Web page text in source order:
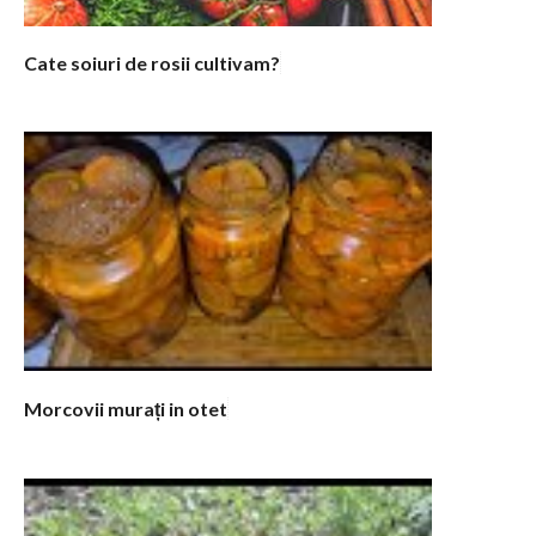
Cate soiuri de rosii cultivam?
Morcovii murați in otet